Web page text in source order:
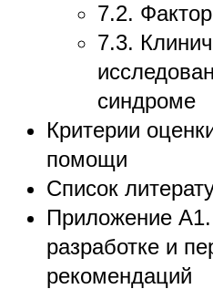
7.2.
7.3.
синдроме
Критерии
помощи
Список
Приложение
разработке и
рекомендаций